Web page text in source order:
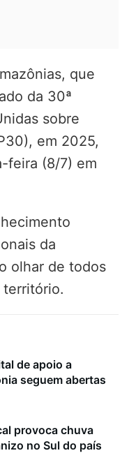
que
da 30ª
sobre
em 2025,
feira (8/7) em
da
olhar de todos
território.
de apoio a
seguem abertas
provoca chuva
no Sul do país